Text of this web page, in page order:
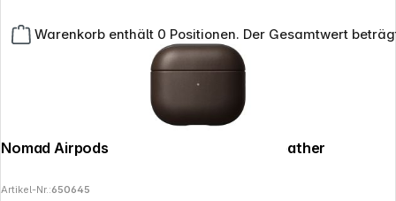
Warenkorb enthält 0 Positionen. Der Gesamtwert
Nomad Airpods V3 Case Rustic Brown Leather
Artikel-Nr.:650645